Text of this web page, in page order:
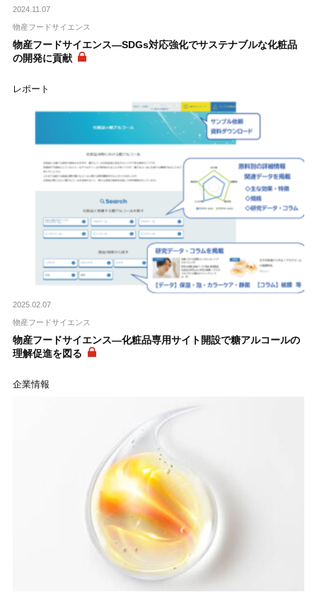
2024.11.07
物産フードサイエンス
物産フードサイエンス―SDGs対応強化でサステナブルな化粧品
の開発に貢献
レポート
2025.02.07
物産フードサイエンス
物産フードサイエンス―化粧品専用サイト開設で糖アルコールの
理解促進を図る
企業情報